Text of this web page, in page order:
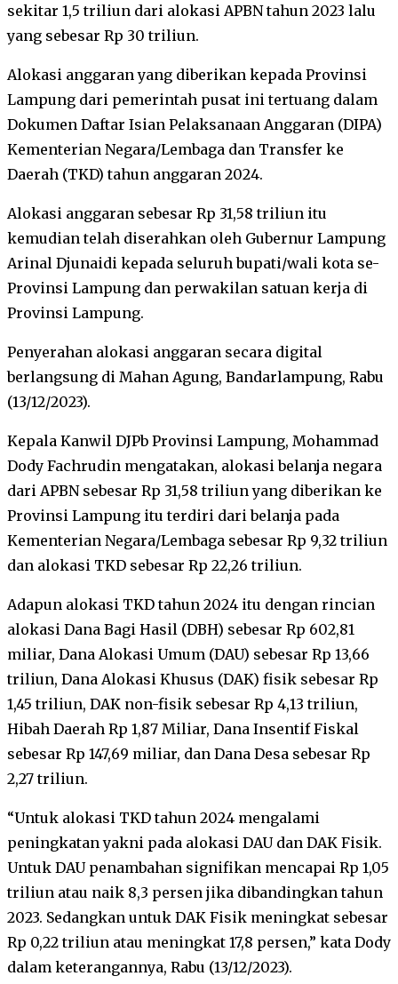
sekitar 1,5 triliun dari alokasi APBN tahun 2023 lalu
yang sebesar Rp 30 triliun.
Alokasi anggaran yang diberikan kepada Provinsi
Lampung dari pemerintah pusat ini tertuang dalam
Dokumen Daftar Isian Pelaksanaan Anggaran (DIPA)
Kementerian Negara/Lembaga dan Transfer ke
Daerah (TKD) tahun anggaran 2024.
Alokasi anggaran sebesar Rp 31,58 triliun itu
kemudian telah diserahkan oleh Gubernur Lampung
Arinal Djunaidi kepada seluruh bupati/wali kota se-
Provinsi Lampung dan perwakilan satuan kerja di
Provinsi Lampung.
Penyerahan alokasi anggaran secara digital
berlangsung di Mahan Agung, Bandarlampung, Rabu
(13/12/2023).
Kepala Kanwil DJPb Provinsi Lampung, Mohammad
Dody Fachrudin mengatakan, alokasi belanja negara
dari APBN sebesar Rp 31,58 triliun yang diberikan ke
Provinsi Lampung itu terdiri dari belanja pada
Kementerian Negara/Lembaga sebesar Rp 9,32 triliun
dan alokasi TKD sebesar Rp 22,26 triliun.
Adapun alokasi TKD tahun 2024 itu dengan rincian
alokasi Dana Bagi Hasil (DBH) sebesar Rp 602,81
miliar, Dana Alokasi Umum (DAU) sebesar Rp 13,66
triliun, Dana Alokasi Khusus (DAK) fisik sebesar Rp
1,45 triliun, DAK non-fisik sebesar Rp 4,13 triliun,
Hibah Daerah Rp 1,87 Miliar, Dana Insentif Fiskal
sebesar Rp 147,69 miliar, dan Dana Desa sebesar Rp
2,27 triliun.
“Untuk alokasi TKD tahun 2024 mengalami
peningkatan yakni pada alokasi DAU dan DAK Fisik.
Untuk DAU penambahan signifikan mencapai Rp 1,05
triliun atau naik 8,3 persen jika dibandingkan tahun
2023. Sedangkan untuk DAK Fisik meningkat sebesar
Rp 0,22 triliun atau meningkat 17,8 persen,” kata Dody
dalam keterangannya, Rabu (13/12/2023).